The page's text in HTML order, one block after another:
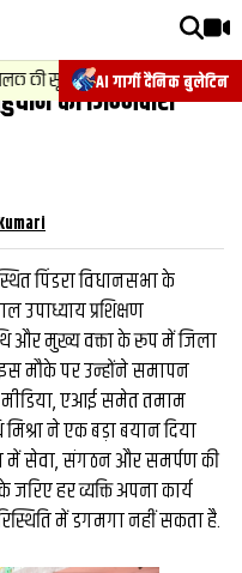
AI गार्गी दैनिक बुलेटिन
से टला बड़ा हादसा. 2.
की जिम्मेदारी
पिंडरा विधानसभा के
प्रशिक्षण
और मुख्य वक्ता के रूप में जिला
इस मौके पर उन्होंने समापन
एआई समेत तमाम
ने एक बड़ा बयान दिया
में सेवा, संगठन और समर्पण की
हर व्यक्ति अपना कार्य
में डगमगा नहीं सकता है.